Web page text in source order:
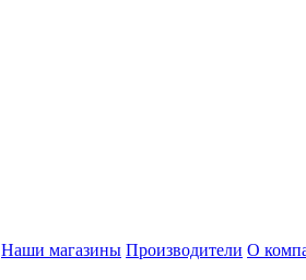
Наши магазины Производители О